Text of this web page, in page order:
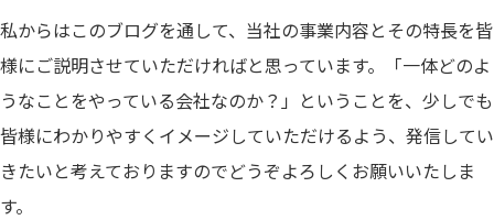
私からはこのブログを通して、当社の事業内容とその特長を皆
様にご説明させていただければと思っています。「一体どのよ
うなことをやっている会社なのか？」ということを、少しでも
皆様にわかりやすくイメージしていただけるよう、発信してい
きたいと考えておりますのでどうぞよろしくお願いいたしま
す。